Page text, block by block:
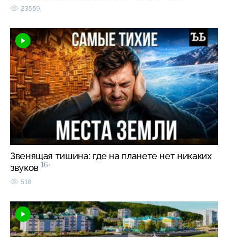
23559
Звенящая тишина: где на планете нет никаких
звуков 16+
518